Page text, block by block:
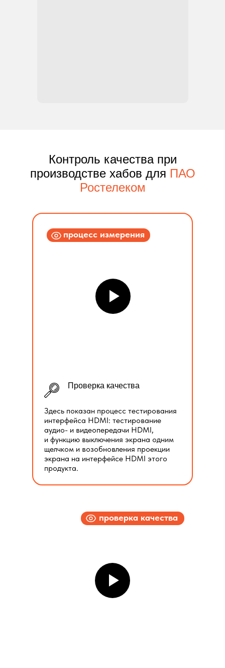
Контроль качества при
производстве хабов для ПАО
Ростелеком
проверка качества
Проверка качества
Здесь показан процесс тестирования
интерфейса HDMI: тестирование
аудио- и видеопередачи HDMI,
и функцию выключения экрана одним
щелчком и возобновления проекции
экрана на интерфейсе HDMI этого
продукта.
процесс измерения